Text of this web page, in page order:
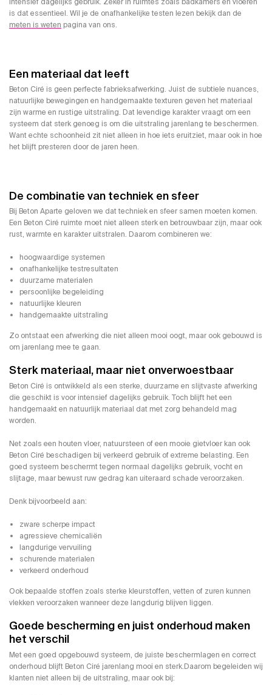
is dat essentieel. Wil je de onafhankelijke testen lezen bekijk dan de
meten is weten pagina van ons.
Een materiaal dat leeft
Beton Ciré is geen perfecte fabrieksafwerking. Juist de subtiele nuances,
natuurlijke bewegingen en handgemaakte texturen geven het materiaal
zijn warme en rustige uitstraling. Dat levendige karakter vraagt om een
systeem dat sterk genoeg is om die uitstraling jarenlang te beschermen.
Want echte schoonheid zit niet alleen in hoe iets eruitziet, maar ook in hoe
het blijft presteren door de jaren heen.
De combinatie van techniek en sfeer
Bij Beton Aparte geloven we dat techniek en sfeer samen moeten komen.
Een Beton Ciré ruimte moet niet alleen sterk en betrouwbaar zijn, maar ook
rust, warmte en karakter uitstralen. Daarom combineren we:
hoogwaardige systemen
onafhankelijke testresultaten
duurzame materialen
persoonlijke begeleiding
natuurlijke kleuren
handgemaakte uitstraling
Zo ontstaat een afwerking die niet alleen mooi oogt, maar ook gebouwd is
om jarenlang mee te gaan.
Sterk materiaal, maar niet onverwoestbaar
Beton Ciré is ontwikkeld als een sterke, duurzame en slijtvaste afwerking
die geschikt is voor intensief dagelijks gebruik. Toch blijft het een
handgemaakt en natuurlijk materiaal dat met zorg behandeld mag
worden.
Net zoals een houten vloer, natuursteen of een mooie gietvloer kan ook
Beton Ciré beschadigen bij verkeerd gebruik of extreme belasting. Een
goed systeem beschermt tegen normaal dagelijks gebruik, vocht en
slijtage, maar bewust ruw gedrag kan uiteraard schade veroorzaken.
Denk bijvoorbeeld aan:
zware scherpe impact
agressieve chemicaliën
langdurige vervuiling
schurende materialen
verkeerd onderhoud
Ook bepaalde stoffen zoals sterke kleurstoffen, vetten of zuren kunnen
vlekken veroorzaken wanneer deze langdurig blijven liggen.
Goede bescherming en juist onderhoud maken
het verschil
Met een goed opgebouwd systeem, de juiste beschermlagen en correct
onderhoud blijft Beton Ciré jarenlang mooi en sterk.Daarom begeleiden wij
klanten niet alleen bij de uitstraling, maar ook bij: